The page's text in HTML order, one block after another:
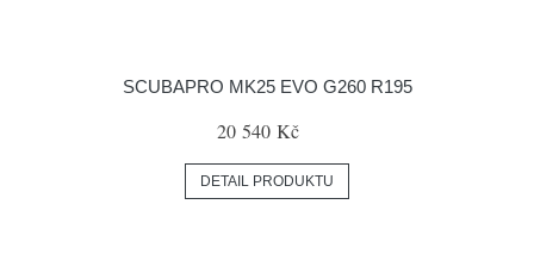
SCUBAPRO MK25 EVO G260 R195
20 540 Kč
DETAIL PRODUKTU